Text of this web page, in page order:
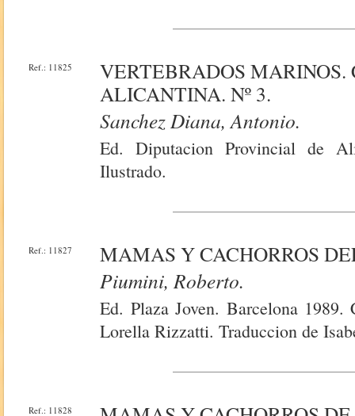
Ref.: 11825
VERTEBRADOS
ALICANTINA. Nº 3.
Sanchez Diana, Antonio.
Ed. Diputacion Provincial de
Ilustrado.
Ref.: 11827
MAMAS Y CACHORROS
Piumini, Roberto.
Ed. Plaza Joven. Barcelona
Lorella Rizzatti. Traduccion de
Ref.: 11828